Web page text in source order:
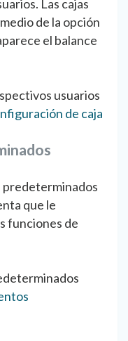
Las cajas
de la opción
el balance
usuarios
de caja
predeterminados
que le
funciones de